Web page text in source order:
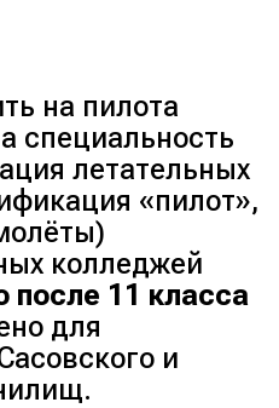
на пилота
специальность
летательных
«пилот»,
)
колледжей
после 11 класса
для
и